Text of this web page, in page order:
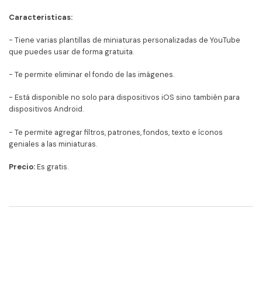
Caracteristicas:
- Tiene varias plantillas de miniaturas personalizadas de YouTube
que puedes usar de forma gratuita.
- Te permite eliminar el fondo de las imágenes.
- Está disponible no solo para dispositivos iOS sino también para
dispositivos Android.
- Te permite agregar filtros, patrones, fondos, texto e íconos
geniales a las miniaturas.
Precio:Es gratis.